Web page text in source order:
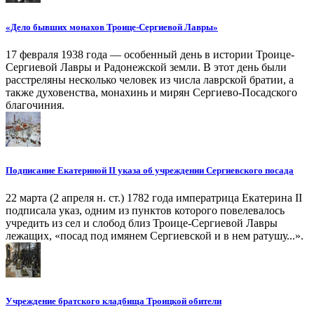
«Дело бывших монахов Троице-Сергиевой Лавры»
17 февраля 1938 года — особенный день в истории Троице-
Сергиевой Лавры и Радонежской земли. В этот день были
расстреляны несколько человек из числа лаврской братии, а
также духовенства, монахинь и мирян Сергиево-Посадского
благочиния.
Подписание Екатериной II указа об учреждении Сергиевского посада
22 марта (2 апреля н. ст.) 1782 года императрица Екатерина II
подписала указ, одним из пунктов которого повелевалось
учредить из сел и слобод близ Троице-Сергиевой Лавры
лежащих, «посад под имянем Сергиевской и в нем ратушу...».
Учреждение братского кладбища Троицкой обители